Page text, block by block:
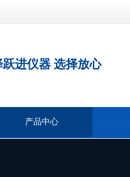
跃进仪器 选择放心
产品中心